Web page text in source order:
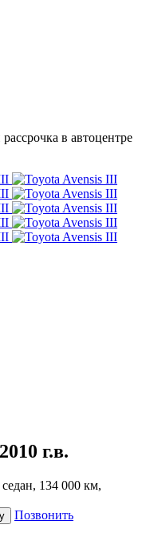
в автоцентре
2010 г.в.
134 000 км,
Позвонить